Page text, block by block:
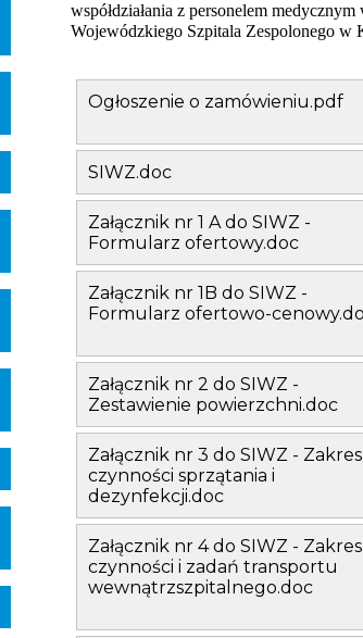
współdziałania z personelem
Wojewódzkiego Szpitala Zespolonego w
Ogłoszenie o zamówieniu.pdf
SIWZ.doc
Załącznik nr 1 A do SIWZ -
Formularz ofertowy.doc
Załącznik nr 1B do SIWZ -
Formularz ofertowo-
Załącznik nr 2 do SIWZ -
Zestawienie powierzchni.doc
Załącznik nr 3 do SIWZ - Zakres
czynności sprzątania i
dezynfekcji.doc
Załącznik nr 4 do SIWZ - Zakres
czynności i zadań transportu
wewnątrzszpitalnego.doc